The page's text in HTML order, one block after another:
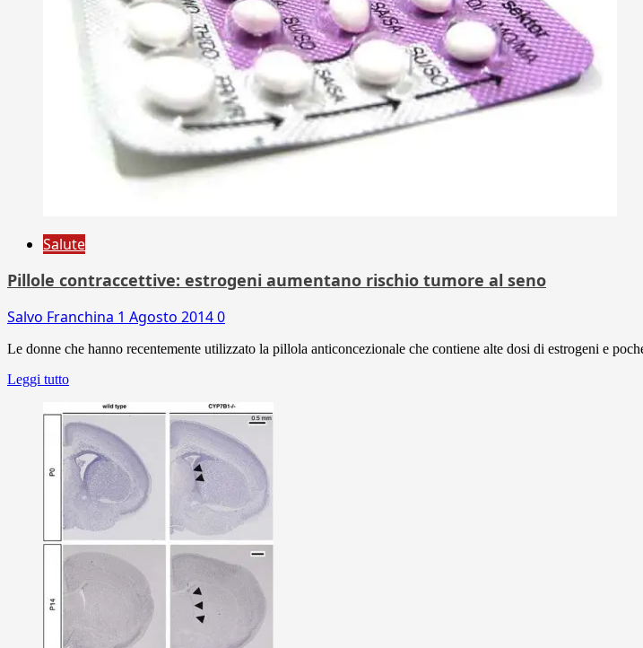
Salute
Pillole contraccettive: estrogeni aumentano rischio tumore al seno
Salvo Franchina 1 Agosto 20140
Le donne che hanno recentemente utilizzato la pillola anticoncezionale che contiene alte dosi di estrogeni e
Leggi tutto